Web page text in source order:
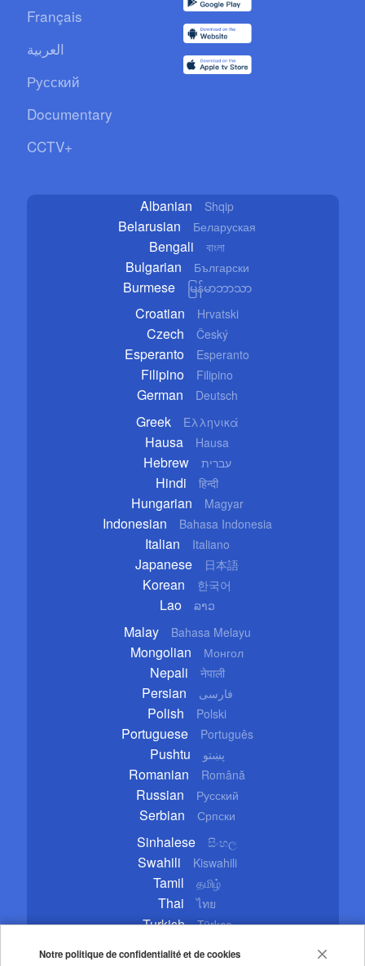
Français
العربية
Русский
Documentary
CCTV+
Albanian Shqip
Belarusian Беларуская
Bengali বাংলা
Bulgarian Български
Burmese မြန်မာဘာသာ
Croatian Hrvatski
Czech Český
Esperanto Esperanto
Filipino Filipino
German Deutsch
Greek Ελληνικά
Hausa Hausa
Hebrew עברית
Hindi हिन्दी
Hungarian Magyar
Indonesian Bahasa Indonesia
Italian Italiano
Japanese 日本語
Korean 한국어
Lao ລາວ
Malay Bahasa Melayu
Mongolian Монгол
Nepali नेपाली
Persian فارسی
Polish Polski
Portuguese Português
Pushtu پښتو
Romanian Română
Russian Русский
Serbian Српски
Sinhalese සිංහල
Swahili Kiswahili
Tamil தமிழ்
Thai ไทย
Turkish Türkçe
Notre politique de confidentialité et de cookies